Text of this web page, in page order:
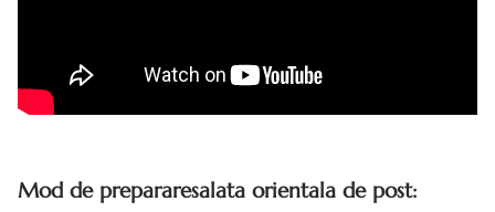
Mod de prepararesalata orientala de post: